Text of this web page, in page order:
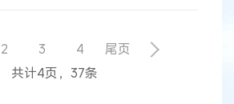
《鬼吹灯Ⅱ》、《盗墓风水师》等
有信息网络传播权，被告未经许可
机搜狐网”上转载
2 3 4
尾页
共计4页，37条